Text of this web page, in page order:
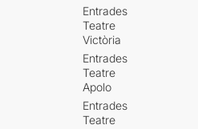
Entrades
Teatre
Victòria
Entrades
Teatre
Apolo
Entrades
Teatre